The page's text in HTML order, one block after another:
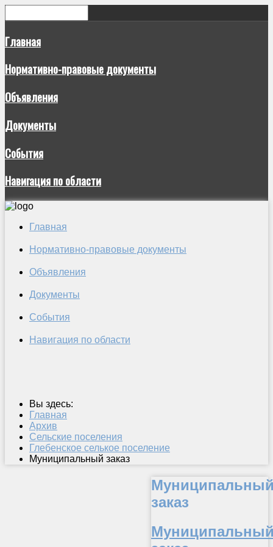
Главная
Нормативно-правовые документы
Объявления
Документы
События
Навигация по области
Главная
Нормативно-правовые документы
Объявления
Документы
События
Навигация по области
Вы здесь:
Главная
Архив
Сельские поселения
Глебенское селькое поселение
Муниципальный заказ
заказ